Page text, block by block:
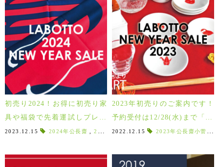
初売り2024！お得に初売り家
具や福袋で先着運試しプレゼ
ントも♪
2023.12.15 2024年公長齋 ,2024年ぽれぽれ動物干支 ,ライフスタイル
2023年初売りのご案内です！
予約受付は12/28(水)まで「20
23 LABOTTO NEW YEAR S
2022.12.15 2023年公長齋小菅